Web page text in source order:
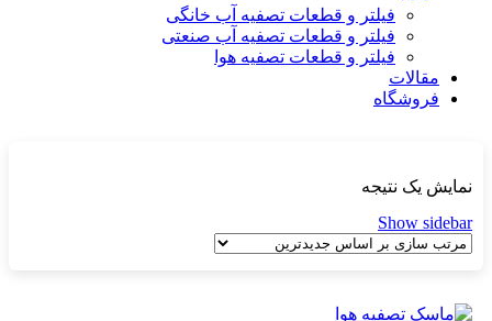
فیلتر و قطعات تصفیه آب خانگی
فیلتر و قطعات تصفیه آب صنعتی
فیلتر و قطعات تصفیه هوا
مقالات
فروشگاه
نمایش یک نتیجه
Show sidebar